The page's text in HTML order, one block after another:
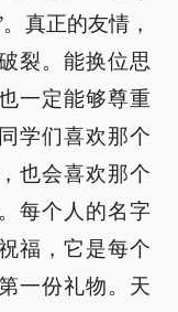
真正的友情，
裂。能换位思
一定能够尊重
学们喜欢那个
也会喜欢那个
每个人的名字
福，它是每个
一份礼物。天